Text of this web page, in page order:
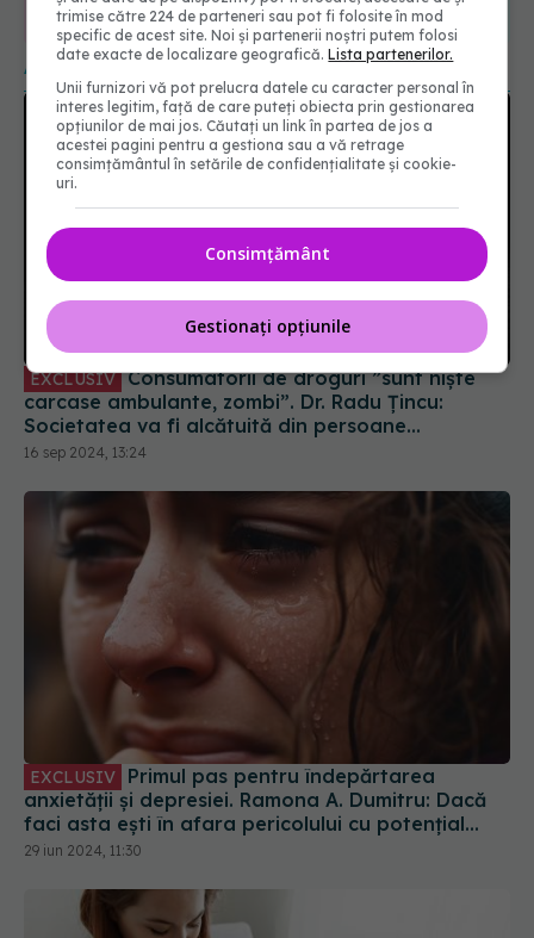
365
URMĂRITORI
1401
URMĂRITORI
ARTICOLE SIMILARE
EXCLUSIV Consumatorii de droguri ”sunt niște
carcase ambulante, zombi”. Dr. Radu Țincu:
Societatea va fi alcătuită din persoane
disfuncționale
16 sep 2024, 13:24
EXCLUSIV
anxietății și depresiei. Ramona A. Dumitru: Dacă
faci asta ești în afara pericolului cu potențial
distructiv și 100% toxic
29 iun 2024, 11:30
trimise către 224 de parteneri sau pot fi folosite în mod
specific de acest site. Noi și partenerii noștri putem folosi
date exacte de localizare geografică.Lista partenerilor.
Unii furnizori vă pot prelucra datele cu caracter personal în
interes legitim, față de care puteți obiecta prin gestionarea
opțiunilor de mai jos. Căutați un link în partea de jos a
acestei pagini pentru a gestiona sau a vă retrage
consimțământul în setările de confidențialitate și cookie-
uri.
Consimțământ
Gestionați opțiunile